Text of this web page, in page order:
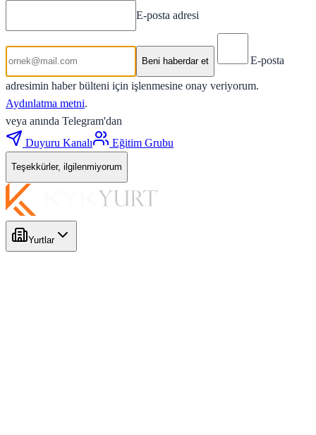
E-posta adresi
Beni haberdar et E-posta
adresimin haber bülteni için işlenmesine onay veriyorum.
Aydınlatma metni.
veya anında Telegram'dan
Duyuru Kanalı
Eğitim Grubu
Teşekkürler, ilgilenmiyorum
Yurtlar